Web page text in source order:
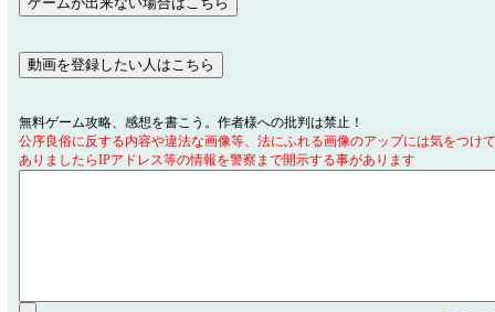
無料ゲーム攻略、感想を書こう。作者様への批判は禁止！
公序良俗に反する内容や違法な画像等、法にふれる画像のアップには気をつけ
ありましたらIPアドレス等の情報を警察まで開示する事があります